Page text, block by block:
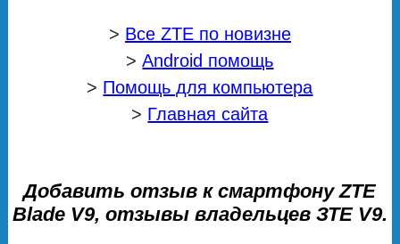
> Все ZTE по новизне
>Android помощь
> Помощь для компьютера
> Главная сайта
Добавить отзыв к смартфону ZTE
Blade V9, отзывы владельцев ЗТЕ V9.